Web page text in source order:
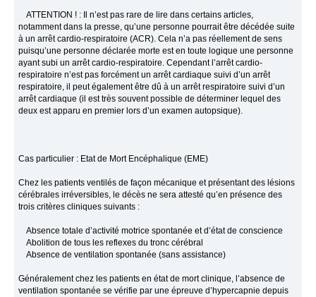
ATTENTION ! : Il n’est pas rare de lire dans certains articles,
notamment dans la presse, qu’une personne pourrait être décédée suite
à un arrêt cardio-respiratoire (ACR). Cela n’a pas réellement de sens
puisqu’une personne déclarée morte est en toute logique une personne
ayant subi un arrêt cardio-respiratoire. Cependant l’arrêt cardio-
respiratoire n’est pas forcément un arrêt cardiaque suivi d’un arrêt
respiratoire, il peut également être dû à un arrêt respiratoire suivi d’un
arrêt cardiaque (il est très souvent possible de déterminer lequel des
deux est apparu en premier lors d’un examen autopsique).
Cas particulier : Etat de Mort Encéphalique (EME)
Chez les patients ventilés de façon mécanique et présentant des lésions
cérébrales irréversibles, le décès ne sera attesté qu’en présence des
trois critères cliniques suivants :
Absence totale d’activité motrice spontanée et d’état de conscience
Abolition de tous les reflexes du tronc cérébral
Absence de ventilation spontanée (sans assistance)
Généralement chez les patients en état de mort clinique, l’absence de
ventilation spontanée se vérifie par une épreuve d’hypercapnie depuis